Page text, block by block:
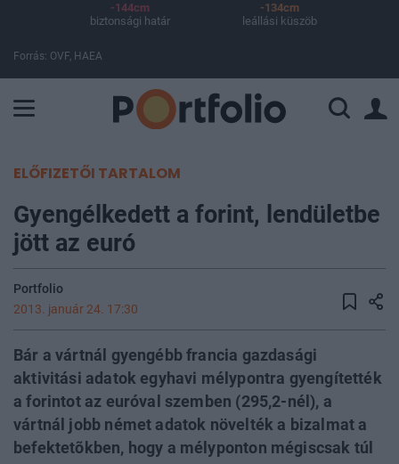
-144cm
biztonsági határ
-134cm
leállási küszöb
Forrás: OVF, HAEA
ELŐFIZETŐI TARTALOM
Gyengélkedett a forint, lendületbe
jött az euró
Portfolio
2013. január 24. 17:30
Bár a vártnál gyengébb francia gazdasági
aktivitási adatok egyhavi mélypontra gyengítették
a forintot az euróval szemben (295,2-nél), a
vártnál jobb német adatok növelték a bizalmat a
befektetõkben, hogy a mélyponton mégiscsak túl